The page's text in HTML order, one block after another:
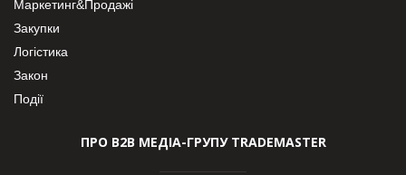
Маркетинг&Продажі
Закупки
Логістика
Закон
Події
ПРО В2В МЕДІА-ГРУПУ TRADEMASTER